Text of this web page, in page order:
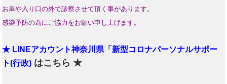
お車や入り口の外で診察させて頂く事があります。
感染予防の為にご協力をお願い申し上げます。
★ LINEアカウント神奈川県「新型コロナパーソナルサポー
ト(行政) はこちら ★